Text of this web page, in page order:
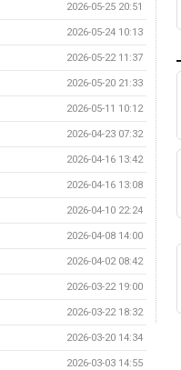
2026-05-25 20:51
2026-05-24 10:13
2026-05-22 11:37
2026-05-20 21:33
2026-05-11 10:12
2026-04-23 07:32
2026-04-16 13:42
2026-04-16 13:08
2026-04-10 22:24
2026-04-08 14:00
2026-04-02 08:42
2026-03-22 19:00
2026-03-22 18:32
2026-03-20 14:34
2026-03-03 14:55